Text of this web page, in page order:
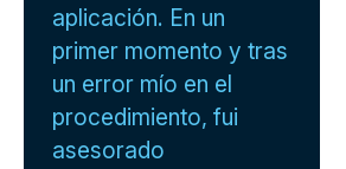
aplicación. En un
primer momento y tras
un error mío en el
procedimiento, fui
asesorado